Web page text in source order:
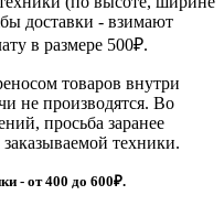
доставки - взимают
в размере 500₽.
товаров внутри
не производятся. Во
просьба заранее
техники.
- от 400 до 600₽.